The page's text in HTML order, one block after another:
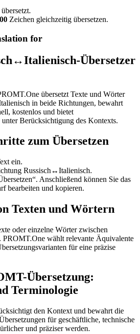
Zeichen gleichzeitig übersetzen.
for
Übersetzer
übersetzt Texte und Wörter
in beide Richtungen, bewahrt
kostenlos und bietet
Berücksichtigung des Kontexts.
zum Übersetzen
ein.
Russisch↔Italienisch.
Anschließend können Sie das
bearbeiten und kopieren.
Texten und Wörtern
oder einzelne Wörter zwischen
PROMT.One wählt relevante Äquivalente
für eine präzise
Übersetzung:
Terminologie
den Kontext und bewahrt die
für geschäftliche, technische
und präziser werden.